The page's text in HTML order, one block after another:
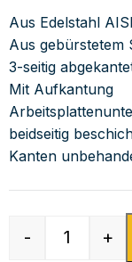
Aus Edelstahl
Aus gebürstetem
3-seitig
Mit Aufkantung
beidseitig
Kanten
- +